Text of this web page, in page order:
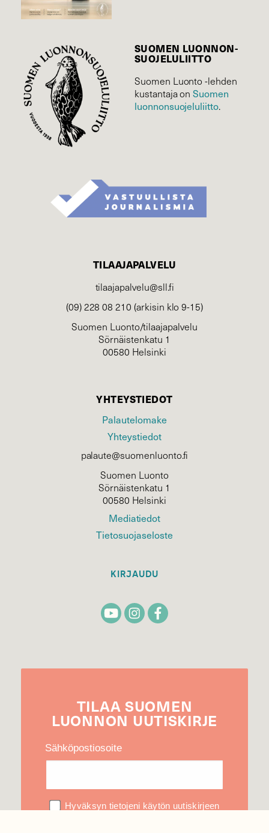
SUOMEN LUONNON­
SUOJELU­LIITTO
Suomen Luonto -lehden
kustantaja onSuomen
luonnonsuojelu­liitto.
TILAAJAPALVELU
tilaajapalvelu@sll.fi
(09) 228 08 210 (arkisin klo 9-15)
Suomen Luonto/tilaajapalvelu
Sörnäistenkatu 1
00580 Helsinki
YHTEYSTIEDOT
Palautelomake
Yhteystiedot
palaute@suomenluonto.fi
Suomen Luonto
Sörnäistenkatu 1
00580 Helsinki
Mediatiedot
Tietosuojaseloste
KIRJAUDU
TILAA SUOMEN
LUONNON UUTIS­KIRJE
Sähköpostiosoite
Hyväksyn tietojeni käytön uutiskirjeen